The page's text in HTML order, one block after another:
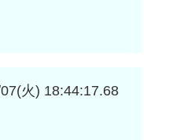
火) 18:44:17.68